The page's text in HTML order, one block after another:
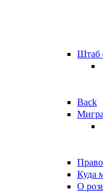
Штаб
Back
Куда
О